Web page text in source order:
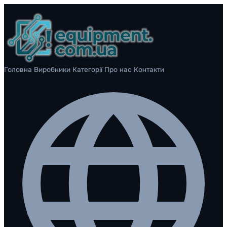
Головна Виробники Категорії Про нас Контакти